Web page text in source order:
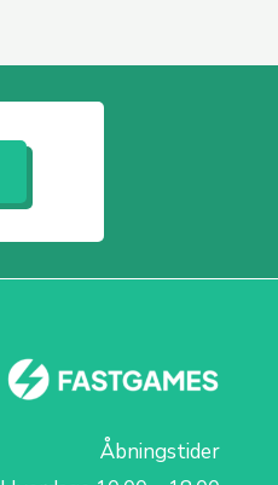
Åbningstider